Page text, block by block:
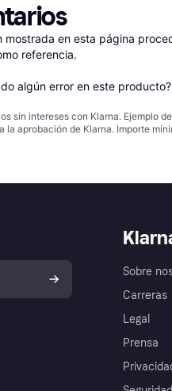
mostrada en esta página
referencia.
algún error en este producto?
sin intereses con Klarna. Ejemplo
la aprobación de Klarna. Importe
Sobre
Carreras
Legal
Prensa